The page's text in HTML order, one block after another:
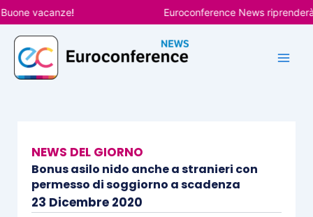
Vai
al
contenuto
vacanze! Euroconference News riprenderà le
NEWS DEL GIORNO
Bonus asilo nido anche a stranieri con
permesso di soggiorno a scadenza
23 Dicembre 2020